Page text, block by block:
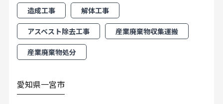
造成工事 解体工事
アスベスト除去工事 産業廃棄物収集運搬
産業廃棄物処分
愛知県一宮市